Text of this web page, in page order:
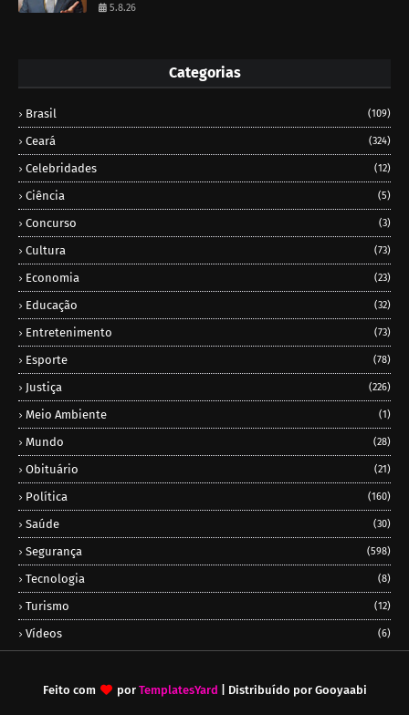
5.8.26
Categorias
Brasil (109)
Ceará (324)
Celebridades (12)
Ciência (5)
Concurso (3)
Cultura (73)
Economia (23)
Educação (32)
Entretenimento (73)
Esporte (78)
Justiça (226)
Meio Ambiente (1)
Mundo (28)
Obituário (21)
Política (160)
Saúde (30)
Segurança (598)
Tecnologia (8)
Turismo (12)
Vídeos (6)
Feito com por TemplatesYard | Distribuído por Gooyaabi